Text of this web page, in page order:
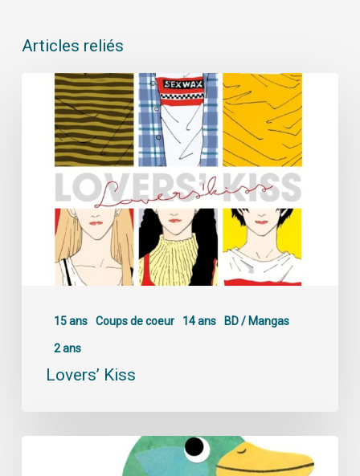
Articles reliés
15 ans Coups de coeur 14 ans BD / Mangas
2 ans
Lovers’ Kiss